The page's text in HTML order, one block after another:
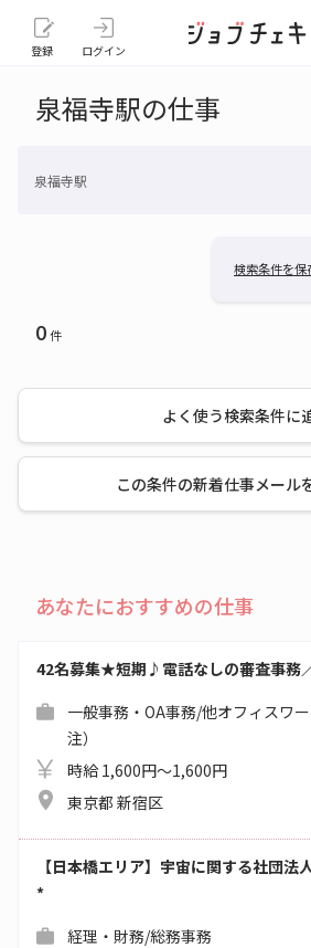
登録 ログイン
泉福寺駅の仕事
泉福寺駅
検索条件を保
0件
よく使う検索条件に
この条件の新着仕事メール
あなたにおすすめの仕事
42名募集★短期♪電話なしの審査事務
一般事務・OA事務/他オフィスワ
注）
時給 1,600円～1,600円
東京都 新宿区
【日本橋エリア】宇宙に関する社団
*
経理・財務/総務事務